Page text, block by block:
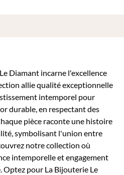
Diamant incarne l'excellence
allie qualité exceptionnelle
intemporel pour
durable, en respectant des
pièce raconte une histoire
symbolisant l'union entre
notre collection où
intemporelle et engagement
Optez pour La Bijouterie Le